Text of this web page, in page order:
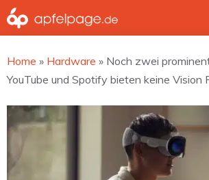
Zum
Inhalt
Home » Hardware » Noch zwei
YouTube und Spotify bieten keine Vision